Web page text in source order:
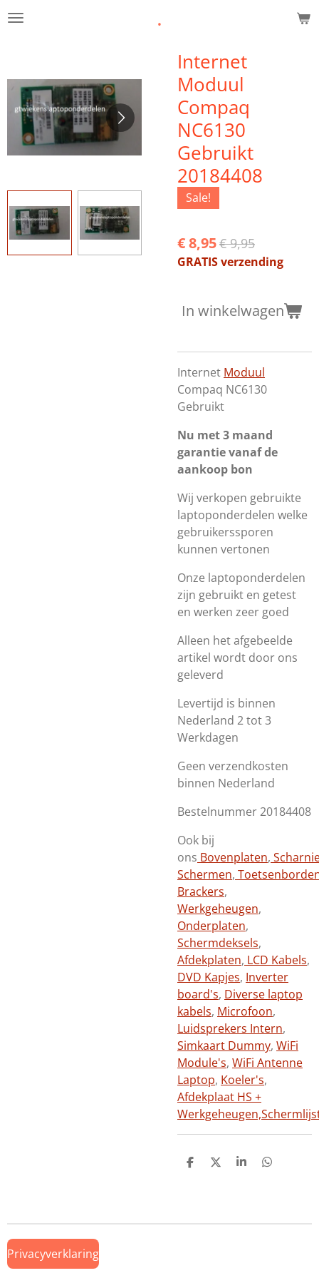
Ga
hoofdinhoud
.
Internet
Moduul
Compaq
NC6130
Gebruikt
20184408
Sale!
€ 8,95€ 9,95
GRATIS verzending
In winkelwagen
Internet Moduul
Compaq NC6130
Gebruikt
Nu met 3 maand
garantie vanaf de
aankoop bon
Wij verkopen gebruikte
laptoponderdelen welke
gebruikerssporen
kunnen vertonen
Onze laptoponderdelen
zijn gebruikt en getest
en werken zeer goed
Alleen het afgebeelde
artikel wordt door ons
geleverd
Levertijd is binnen
Nederland 2 tot 3
Werkdagen
Geen verzendkosten
binnen Nederland
Bestelnummer 20184408
Ook bij
ons Bovenplaten,
Schermen,
Brackers,
Werkgeheugen,
Onderplaten,
Schermdeksels,
Afdekplaten, LCD Kabels,
DVD Kapjes, Inverter
board's, Diverse laptop
kabels, Microfoon,
Luidsprekers Intern,
Simkaart Dummy, WiFi
Module's, WiFi Antenne
Laptop, Koeler's,
Afdekplaat HS +
Werkgeheugen,
D
D
S
D
Privacyverklaring